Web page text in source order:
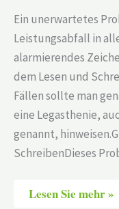
Ein unerwartetes
Leistungsabfall in
alarmierendes
dem Lesen und
Fällen sollte man
eine Legasthenie,
genannt,
SchreibenDieses
zur
Herausforderung
wird
Lesen Sie mehr »